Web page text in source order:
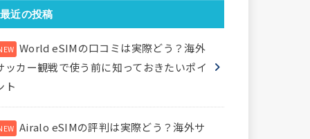
最近の投稿
World eSIMの口コミは実際どう？海外
ッカー観戦で使う前に知っておきたいポイ
ト
Airalo eSIMの評判は実際どう？海外サ